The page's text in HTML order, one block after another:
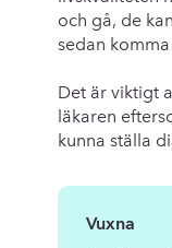
och gå, de
sedan
Det är viktigt
läkaren
kunna ställa
Vuxna